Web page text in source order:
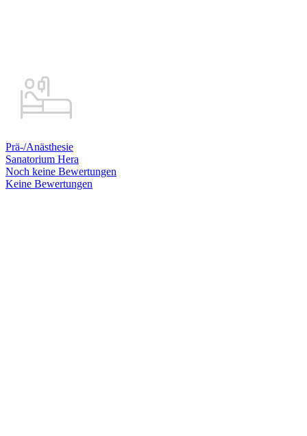
Prä-/Anästhesie
Sanatorium Hera
Noch keine Bewertungen
Keine Bewertungen